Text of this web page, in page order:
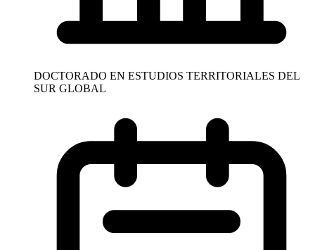
DOCTORADO EN ESTUDIOS TERRITORIALES DEL
SUR GLOBAL